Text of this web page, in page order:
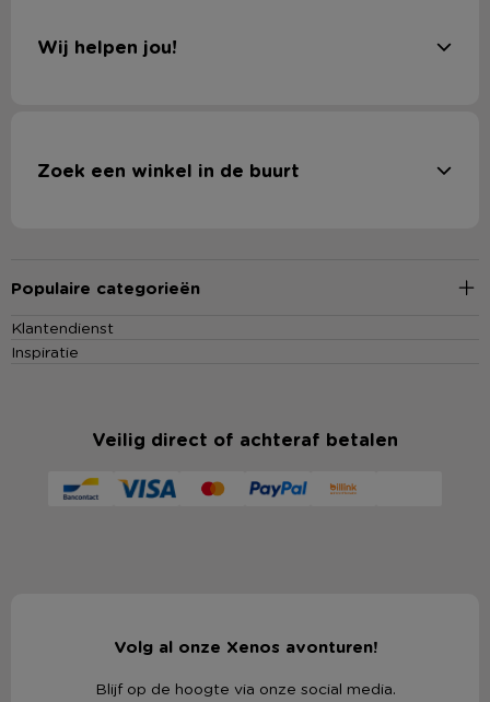
Wij helpen jou!
Zoek een winkel in de buurt
Populaire categorieën
Klantendienst
Inspiratie
Veilig direct of achteraf betalen
Volg al onze Xenos avonturen!
Blijf op de hoogte via onze social media.